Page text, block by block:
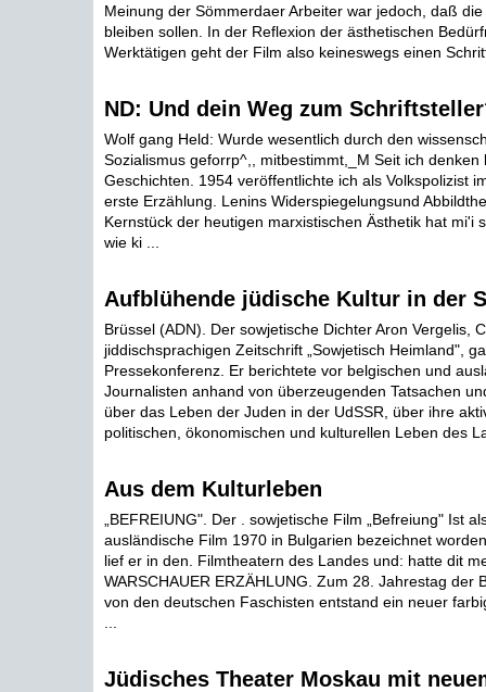
Meinung der Sömmerdaer Arbeiter war jedoch, daß
bleiben sollen. In der Reflexion der ästhetischen
Werktätigen geht der Film also keineswegs einen
ND: Und dein Weg zum
Wolf gang Held: Wurde wesentlich durch den
Sozialismus geforrp^,, mitbestimmt,_M Seit ich denken
Geschichten. 1954 veröffentlichte ich als Volkspolizist
erste Erzählung. Lenins Widerspiegelungsund
Kernstück der heutigen marxistischen Ästhetik hat mi'i
wie ki ...
Aufblühende jüdische Kultur in der
Brüssel (ADN). Der sowjetische Dichter Aron Vergelis,
jiddischsprachigen Zeitschrift „Sowjetisch Heimland",
Pressekonferenz. Er berichtete vor belgischen und
Journalisten anhand von überzeugenden Tatsachen
über das Leben der Juden in der UdSSR, über ihre
politischen, ökonomischen und kulturellen Leben des
Aus dem Kulturleben
„BEFREIUNG". Der . sowjetische Film „Befreiung" Ist
ausländische Film 1970 in Bulgarien bezeichnet
lief er in den. Filmtheatern des Landes und: hatte dit
WARSCHAUER ERZÄHLUNG. Zum 28. Jahrestag der
von den deutschen Faschisten entstand ein neuer
Jüdisches Theater Moskau mit